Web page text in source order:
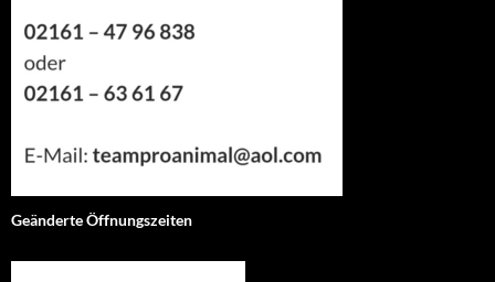
Geänderte Öffnungszeiten